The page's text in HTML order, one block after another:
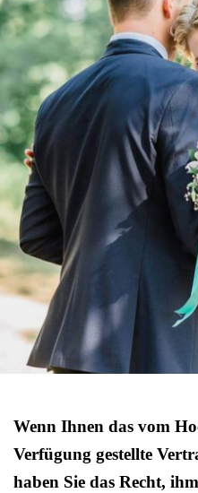
Wenn Ihnen das vom
Verfügung gestellte
haben Sie das Recht,